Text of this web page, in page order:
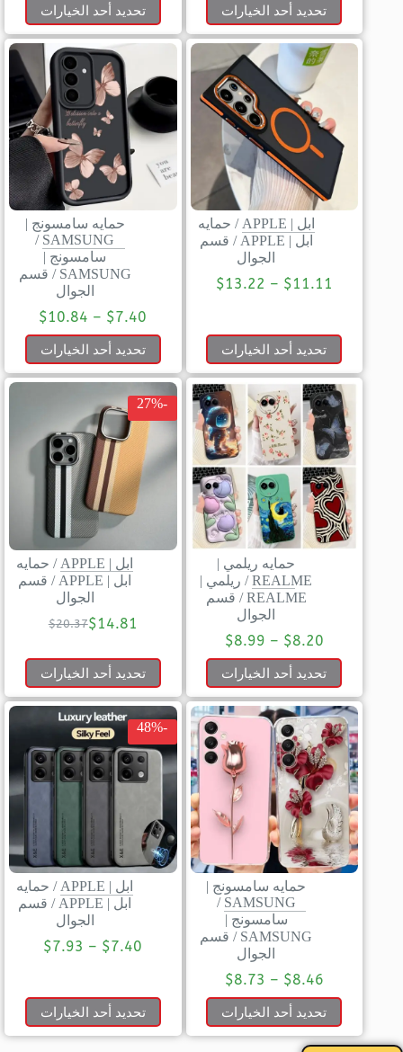
تحديد أحد الخيارات
تحديد أحد الخيارات
ابل | APPLE / حمايه
ابل | APPLE
/ قسم
الجوال
$11.11
–
$13.22
تحديد أحد الخيارات
حمايه سامسونج |
SAMSUNG
/
سامسونج |
SAMSUNG
/ قسم
الجوال
$7.40
–
$10.84
تحديد أحد الخيارات
حمايه ريلمي |
REALME
/ ريلمي |
REALME
/ قسم
الجوال
$8.20
–
$8.99
تحديد أحد الخيارات
-27%
ابل | APPLE / حمايه
ابل | APPLE
/ قسم
الجوال
$20.37$14.81
تحديد أحد الخيارات
حمايه سامسونج |
SAMSUNG
/
سامسونج |
SAMSUNG
/ قسم
الجوال
$8.46
–
$8.73
تحديد أحد الخيارات
-48%
ابل | APPLE / حمايه
ابل | APPLE
/ قسم
الجوال
$7.40
–
$7.93
تحديد أحد الخيارات